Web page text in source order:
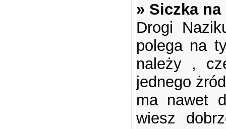
» Siczka
Drogi
polega na
należy ,
jednego
ma nawet
wiesz